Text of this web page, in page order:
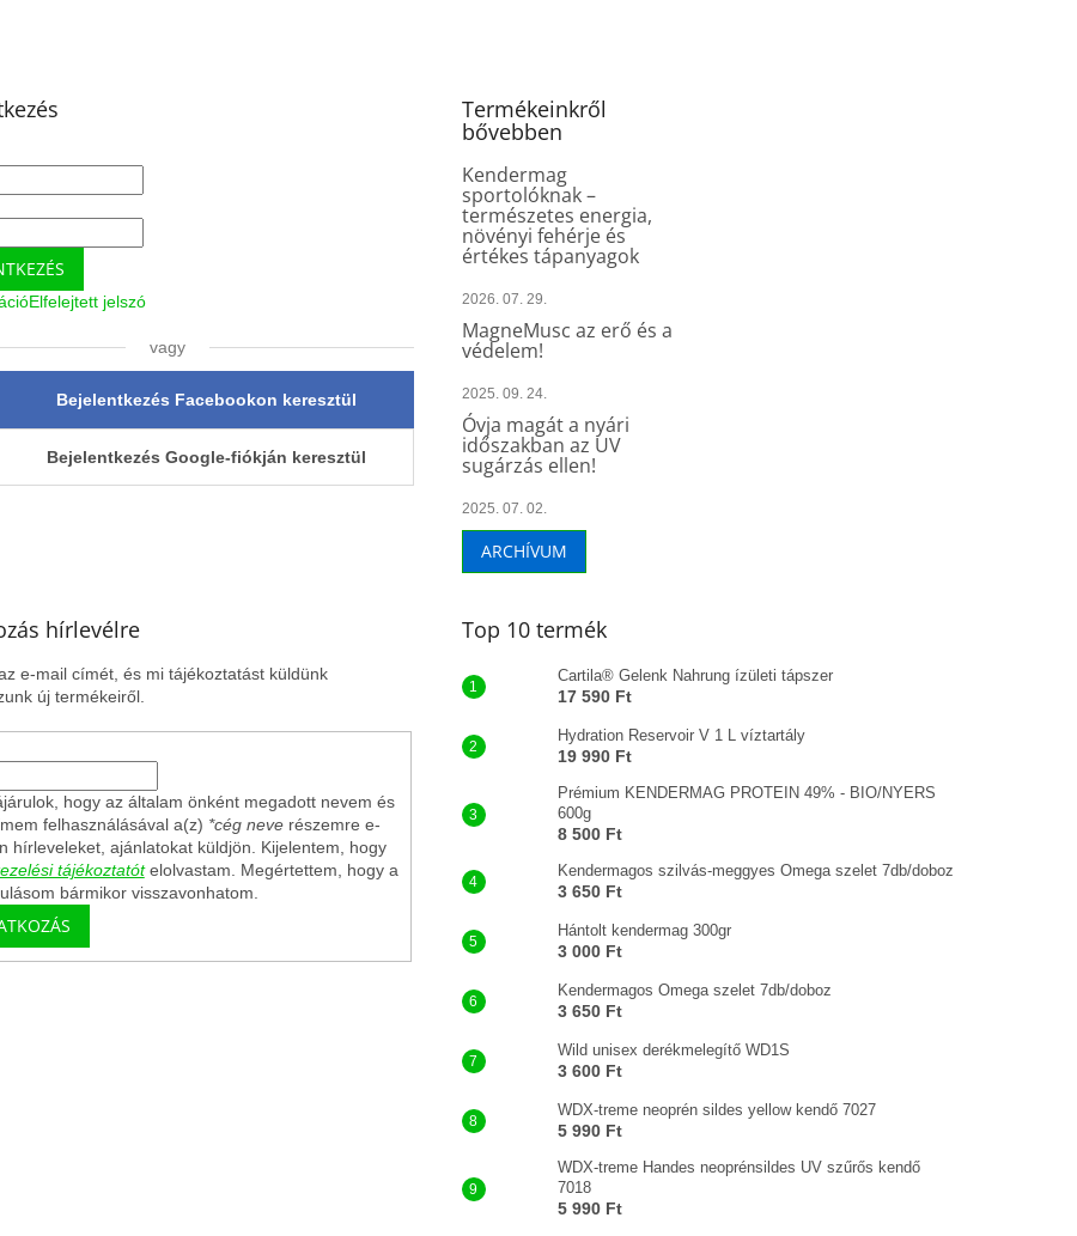
Elfelejtett jelszó
vagy
Bejelentkezés Facebookon keresztül
Bejelentkezés Google-fiókján keresztül
Termékeinkről
bővebben
Kendermag
sportolóknak –
természetes energia,
növényi fehérje és
értékes tápanyagok
2026. 07. 29.
MagneMusc az erő és a
védelem!
2025. 09. 24.
Óvja magát a nyári
időszakban az UV
sugárzás ellen!
2025. 07. 02.
ARCHÍVUM
hírlevélre
e-mail címét, és mi tájékoztatást küldünk
új termékeiről.
hogy az általam önként megadott nevem és
felhasználásával a(z) *cég neverészemre e-
hírleveleket, ajánlatokat küldjön. Kijelentem, hogy
tájékoztatót elolvastam. Megértettem, hogy a
bármikor visszavonhatom.
Top 10 termék
Cartila® Gelenk Nahrung ízületi tápszer
17 590 Ft
Hydration Reservoir V 1 L víztartály
19 990 Ft
Prémium KENDERMAG PROTEIN 49% - BIO/NYERS
600g
8 500 Ft
Kendermagos szilvás-meggyes Omega szelet 7db/doboz
3 650 Ft
Hántolt kendermag 300gr
3 000 Ft
Kendermagos Omega szelet 7db/doboz
3 650 Ft
Wild unisex derékmelegítő WD1S
3 600 Ft
WDX-treme neoprén sildes yellow kendő 7027
5 990 Ft
WDX-treme Handes neoprénsildes UV szűrős kendő
7018
5 990 Ft